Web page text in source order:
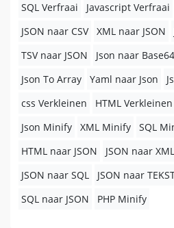
SQL Verfraai
Javascript Verfraai
JSON naar CSV
XML naar JSON
TSV naar JSON
Json naar Base64
Json To Array
Yaml naar Json
css Verkleinen
HTML Verkleinen
Json Minify
XML Minify SQL
HTML naar JSON
JSON naar XML
JSON naar SQL
JSON naar
SQL naar JSON
PHP Minify